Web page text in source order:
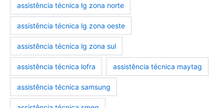
assistência técnica lg zona norte
assistência técnica lg zona oeste
assistência técnica lg zona sul
assistência técnica lofra assistência técnica maytag
assistência técnica samsung